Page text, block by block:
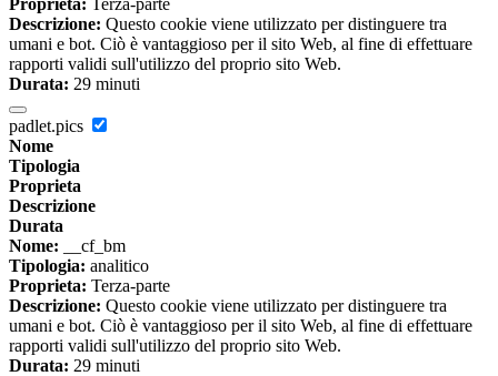
Descrizione: Questo cookie viene utilizzato per distinguere tra
umani e bot. Ciò è vantaggioso per il sito Web, al fine di effettuare
rapporti validi sull'utilizzo del proprio sito Web.
Durata: 29 minuti
padlet.pics
Nome
Tipologia
Proprieta
Descrizione
Durata
Nome: __cf_bm
Tipologia: analitico
Proprieta: Terza-parte
Descrizione: Questo cookie viene utilizzato per distinguere tra
umani e bot. Ciò è vantaggioso per il sito Web, al fine di effettuare
rapporti validi sull'utilizzo del proprio sito Web.
Durata: 29 minuti